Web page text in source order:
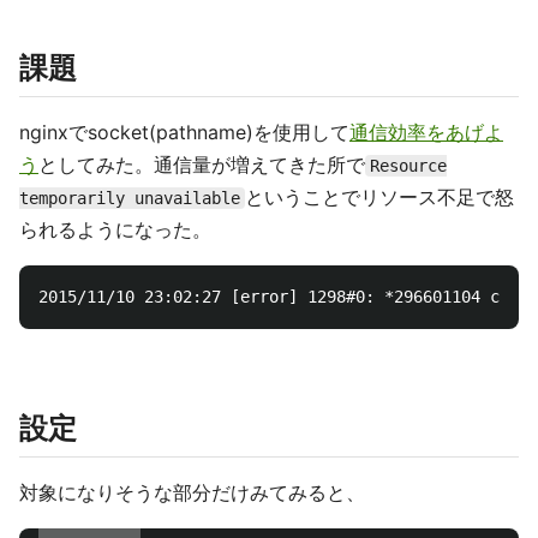
課題
nginxでsocket(pathname)を使用して通信効率をあげよ
う としてみた。通信量が増えてきた所で Resource
temporarily unavailable ということでリソース不足で怒
られるようになった。
設定
対象になりそうな部分だけみてみると、